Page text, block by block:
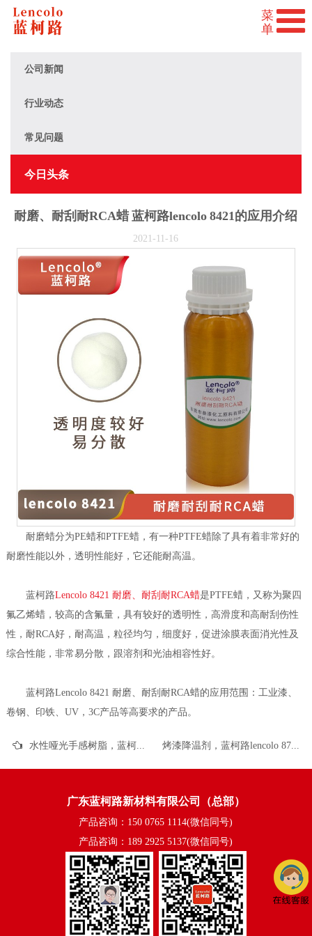
公司新闻
行业动态
常见问题
今日头条
耐磨、耐刮耐RCA蜡 蓝柯路lencolo 8421的应用介绍
2021-11-16
耐磨蜡分为PE蜡和PTFE蜡，有一种PTFE蜡除了具有着非常好的
耐磨性能以外，透明性能好，它还能耐高温。
蓝柯路Lencolo 8421 耐磨、耐刮耐RCA蜡是PTFE蜡，又称为聚四
氟乙烯蜡，较高的含氟量，具有较好的透明性，高滑度和高耐刮伤性
性，耐RCA好，耐高温，粒径均匀，细度好，促进涂膜表面消光性及
综合性能，非常易分散，跟溶剂和光油相容性好。
蓝柯路Lencolo 8421 耐磨、耐刮耐RCA蜡的应用范围：工业漆、
卷钢、印铁、UV，3C产品等高要求的产品。
烤漆降温剂，蓝柯路lencolo 8720的应用介绍
广东蓝柯路新材料有限公司（总部）
产品咨询：150 0765 1114(微信同号)
产品咨询：189 2925 5137(微信同号)